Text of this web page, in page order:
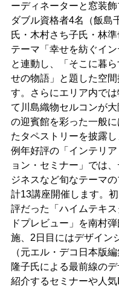
ーディネーターと窓装
ダブル資格者4名（飯島
氏・木村さち子氏・林
テーマ「幸せを紡ぐイン
と連動し、「そこに暮
せの物語」と題した空間
す。さらにエリア内で
て川島織物セルコンが
の迎賓館を彩った一般
たタペストリーを披露
例年好評の「インテリ
ョン・セミナー」では
ジネスなど旬なテーマ
計13講座開催します。
評だった「ハイムテキ
ドプレビュー」を南村
施、2日目にはデザイン
（元エル・デコ日本版
隆子氏による最前線の
紹介するセミナーや人